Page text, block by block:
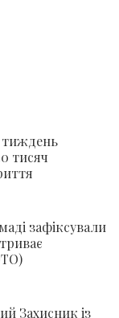
тиждень
тисяч
зафіксували
Захисник із